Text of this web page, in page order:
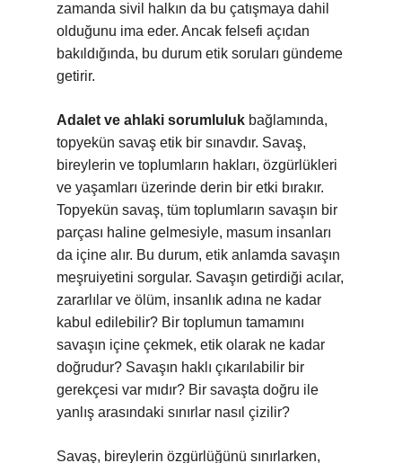
zamanda sivil halkın da bu çatışmaya dahil
olduğunu ima eder. Ancak felsefi açıdan
bakıldığında, bu durum etik soruları gündeme
getirir.
Adalet ve ahlaki sorumluluk bağlamında,
topyekün savaş etik bir sınavdır. Savaş,
bireylerin ve toplumların hakları, özgürlükleri
ve yaşamları üzerinde derin bir etki bırakır.
Topyekün savaş, tüm toplumların savaşın bir
parçası haline gelmesiyle, masum insanları
da içine alır. Bu durum, etik anlamda savaşın
meşruiyetini sorgular. Savaşın getirdiği acılar,
zararlılar ve ölüm, insanlık adına ne kadar
kabul edilebilir? Bir toplumun tamamını
savaşın içine çekmek, etik olarak ne kadar
doğrudur? Savaşın haklı çıkarılabilir bir
gerekçesi var mıdır? Bir savaşta doğru ile
yanlış arasındaki sınırlar nasıl çizilir?
Savaş, bireylerin özgürlüğünü sınırlarken,